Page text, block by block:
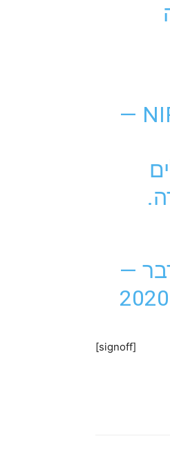
—
2020
[signoff]